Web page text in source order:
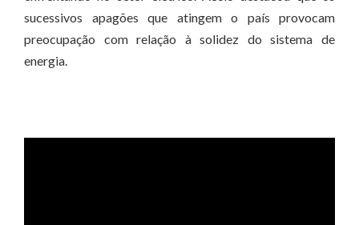
sucessivos apagões que atingem o país provocam
preocupação com relação à solidez do sistema de
energia.